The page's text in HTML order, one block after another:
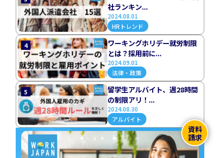
資料
請求
社ランキン...
2024.08.01
HRトレンド
4
ワーキングホリデー就労制限
とは？採用前に...
2024.09.01
法律・政策
5
留学生アルバイト、週28時間
の制限アリ！...
2024.08.30
アルバイト